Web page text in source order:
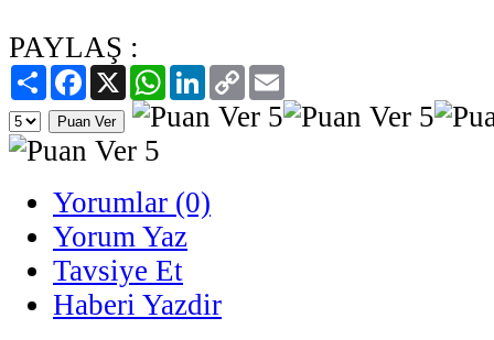
PAYLAŞ :
PaylaşFacebook
X WhatsAppLinkedIn
Copy
Link
Yorumlar (0)
Yorum Yaz
Tavsiye Et
Haberi Yazdir